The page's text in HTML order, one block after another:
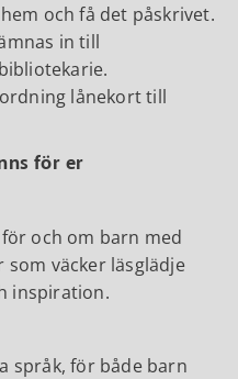
och få det påskrivet.
in till
lånekort till
för er
och om barn med
väcker läsglädje
inspiration.
språk, för både barn